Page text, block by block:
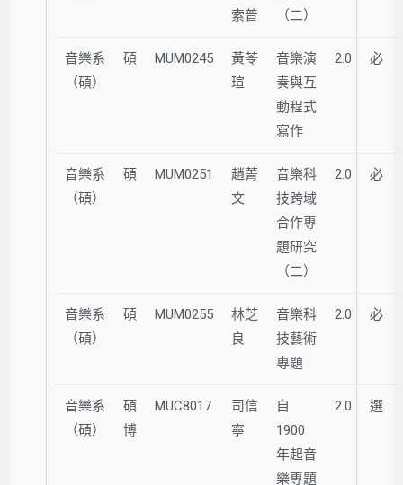
索普
（二）
音樂系
（碩）
碩 MUM0245
黃苓
瑄
音樂演
奏與互
動程式
寫作
2.0 必
音樂系
（碩）
碩 MUM0251
趙菁
文
音樂科
技跨域
合作專
題研究
（二）
2.0 必
音樂系
（碩）
碩 MUM0255
林芝
良
音樂科
技藝術
專題
2.0 必
音樂系
（碩）
碩
博
MUC8017
司信
寧
自
1900
年起音
樂專題
2.0 選